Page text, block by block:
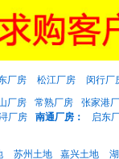
厂房 松江厂房
闵行厂
厂房 常熟厂房
张家港
厂房 南通厂房：
启东
苏州土地 嘉兴土地